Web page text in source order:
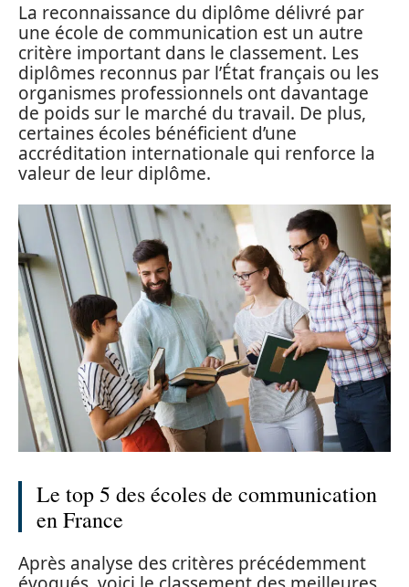
La reconnaissance du diplôme délivré par
une école de communication est un autre
critère important dans le classement. Les
diplômes reconnus par l’État français ou les
organismes professionnels ont davantage
de poids sur le marché du travail. De plus,
certaines écoles bénéficient d’une
accréditation internationale qui renforce la
valeur de leur diplôme.
Le top 5 des écoles de communication
en France
Après analyse des critères précédemment